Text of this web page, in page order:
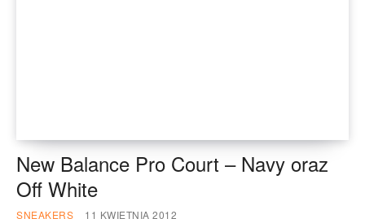
New Balance Pro Court – Navy oraz
Off White
SNEAKERS 11 KWIETNIA 2012